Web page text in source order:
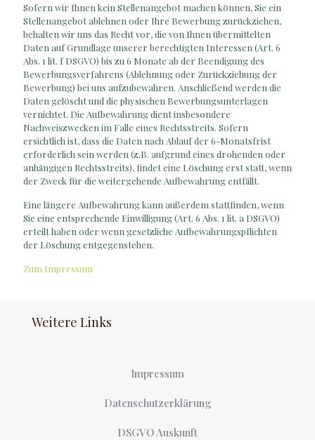
Sofern wir Ihnen kein Stellenangebot machen können, Sie ein
Stellenangebot ablehnen oder Ihre Bewerbung zurückziehen,
behalten wir uns das Recht vor, die von Ihnen übermittelten
Daten auf Grundlage unserer berechtigten Interessen (Art. 6
Abs. 1 lit. f DSGVO) bis zu 6 Monate ab der Beendigung des
Bewerbungsverfahrens (Ablehnung oder Zurückziehung der
Bewerbung) bei uns aufzubewahren. Anschließend werden die
Daten gelöscht und die physischen Bewerbungsunterlagen
vernichtet. Die Aufbewahrung dient insbesondere
Nachweiszwecken im Falle eines Rechtsstreits. Sofern
ersichtlich ist, dass die Daten nach Ablauf der 6-Monatsfrist
erforderlich sein werden (z.B. aufgrund eines drohenden oder
anhängigen Rechtsstreits), findet eine Löschung erst statt, wenn
der Zweck für die weitergehende Aufbewahrung entfällt.
Eine längere Aufbewahrung kann außerdem stattfinden, wenn
Sie eine entsprechende Einwilligung (Art. 6 Abs. 1 lit. a DSGVO)
erteilt haben oder wenn gesetzliche Aufbewahrungspflichten
der Löschung entgegenstehen.
Zum Impressum
Weitere Links
Impressum
Datenschutzerklärung
DSGVO Auskunft